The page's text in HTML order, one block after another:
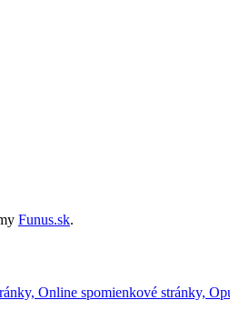
Funus.sk.